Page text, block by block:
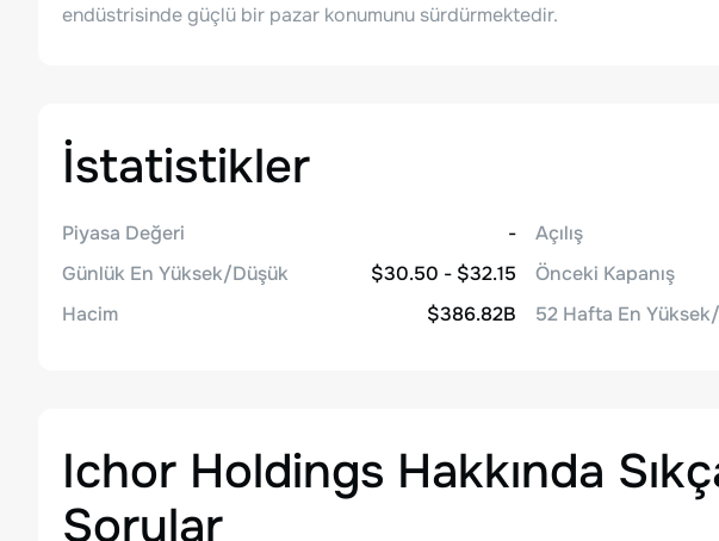
endüstrisinde güçlü bir pazar konumunu sürdürmektedir.
İstatistikler
Piyasa Değeri
-
Günlük En Yüksek/Düşük
$30.50 - $32.15
Hacim
$386.82B
Açılış
Önceki Kapanış
52 Hafta En
Ichor Holdings Hakkında
Sorular